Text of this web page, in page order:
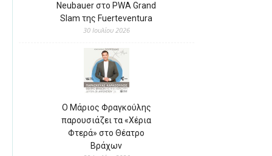
Neubauer στο PWA Grand
Slam της Fuerteventura
30 Ιουλίου 2026
Ο Μάριος Φραγκούλης
παρουσιάζει τα «Χέρια
Φτερά» στο Θέατρο
Βράχων